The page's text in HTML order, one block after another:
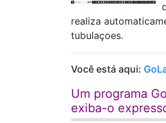
realiza
tubulaçoes.
Você está aqui:
Um programa
exiba-o